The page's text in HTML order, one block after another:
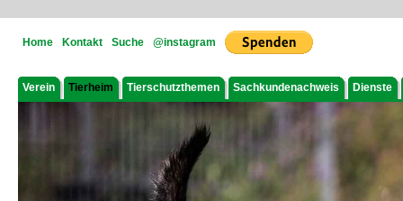
Home Kontakt Suche @instagram
Verein Tierheim Tierschutzthemen Sachkundenachweis Dienste